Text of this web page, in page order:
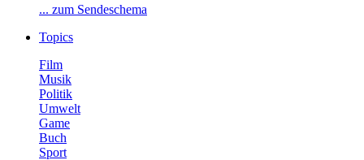
...zumSendeschema
Topics
Film
Musik
Politik
Umwelt
Game
Buch
Sport